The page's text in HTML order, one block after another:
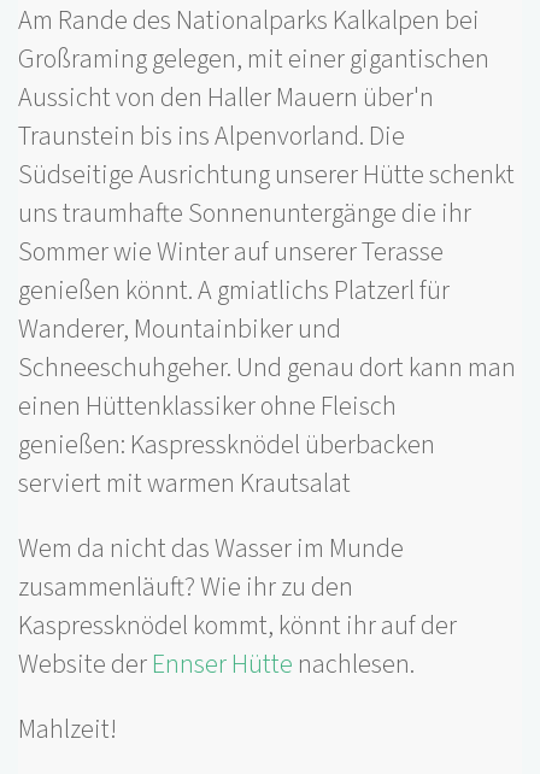
Am Rande des Nationalparks Kalkalpen bei
Großraming gelegen, mit einer gigantischen
Aussicht von den Haller Mauern über'n
Traunstein bis ins Alpenvorland. Die
Südseitige Ausrichtung unserer Hütte schenkt
uns traumhafte Sonnenuntergänge die ihr
Sommer wie Winter auf unserer Terasse
genießen könnt. A gmiatlichs Platzerl für
Wanderer, Mountainbiker und
Schneeschuhgeher. Und genau dort kann man
einen Hüttenklassiker ohne Fleisch
genießen: Kaspressknödel überbacken
serviert mit warmen Krautsalat
Wem da nicht das Wasser im Munde
zusammenläuft? Wie ihr zu den
Kaspressknödel kommt, könnt ihr auf der
Website derEnnser Hütte nachlesen.
Mahlzeit!